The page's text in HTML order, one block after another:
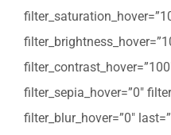
filter_sepia_hover=”0″
filter_blur_hover=”0″